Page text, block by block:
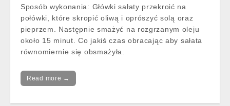
Sposób wykonania: Główki sałaty przekroić na
połówki, które skropić oliwą i oprószyć solą oraz
pieprzem. Następnie smażyć na rozgrzanym oleju
około 15 minut. Co jakiś czas obracając aby sałata
równomiernie się obsmażyła.
Read more →